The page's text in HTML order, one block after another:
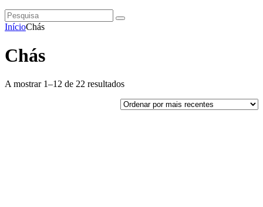
Pesquisa
instagramm
facebook
InícioChás
Chás
A mostrar 1–12 de 22 resultadosOrdenado
mais